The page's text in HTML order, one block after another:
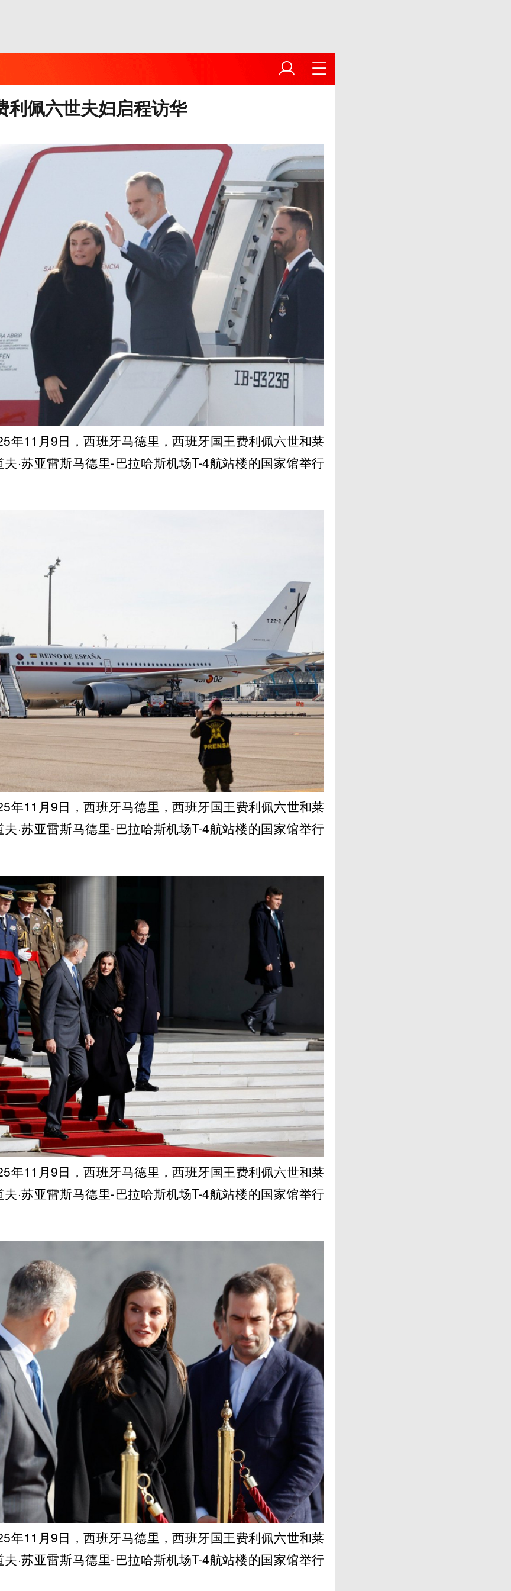
利佩六世夫妇启程访华
年11月9日，西班牙马德里，西班牙国王费利佩六世和莱
·苏亚雷斯马德里-巴拉哈斯机场T-4航站楼的国家馆举行
年11月9日，西班牙马德里，西班牙国王费利佩六世和莱
·苏亚雷斯马德里-巴拉哈斯机场T-4航站楼的国家馆举行
年11月9日，西班牙马德里，西班牙国王费利佩六世和莱
·苏亚雷斯马德里-巴拉哈斯机场T-4航站楼的国家馆举行
年11月9日，西班牙马德里，西班牙国王费利佩六世和莱
·苏亚雷斯马德里-巴拉哈斯机场T-4航站楼的国家馆举行